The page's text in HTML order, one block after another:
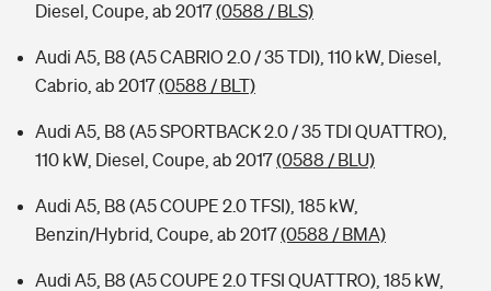
Diesel, Coupe, ab 2017(0588 / BLS)
Audi A5, B8 (A5 CABRIO 2.0 / 35 TDI), 110 kW, Diesel,
Cabrio, ab 2017(0588 / BLT)
Audi A5, B8 (A5 SPORTBACK 2.0 / 35 TDI QUATTRO),
110 kW, Diesel, Coupe, ab 2017(0588 / BLU)
Audi A5, B8 (A5 COUPE 2.0 TFSI), 185 kW,
Benzin/Hybrid, Coupe, ab 2017(0588 / BMA)
Audi A5, B8 (A5 COUPE 2.0 TFSI QUATTRO), 185 kW,